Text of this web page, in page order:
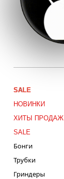
SALE
НОВИНКИ
ХИТЫ ПРОДАЖ
SALE
Бонги
Трубки
Гриндеры